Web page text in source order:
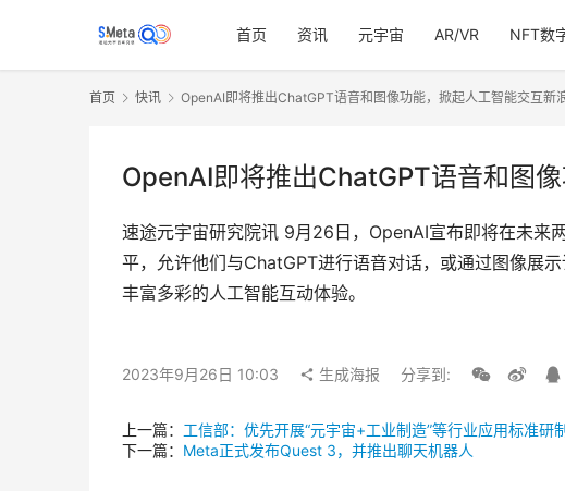
首页 资讯 元宇宙 AR/VR NFT数
首页 快讯 OpenAI即将推出ChatGPT语音和图像功能，掀起人工智能交互新
OpenAI即将推出ChatGPT语音和图
速途元宇宙研究院讯 9月26日，OpenAI宣布即将在未来
平，允许他们与ChatGPT进行语音对话，或通过图像展
丰富多彩的人工智能互动体验。
2023年9月26日 10:03 生成海报 分享到:
上一篇： 工信部：优先开展“元宇宙+工业制造”等行业应用标准研
下一篇： Meta正式发布Quest 3，并推出聊天机器人